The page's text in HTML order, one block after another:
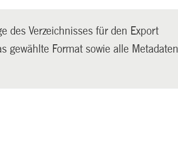
des Verzeichnisses für den Export
gewählte Format sowie alle Metadaten